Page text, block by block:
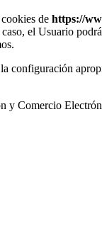
de https://
el Usuario
y Comercio